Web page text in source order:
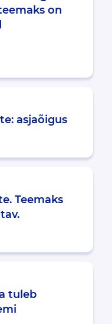
on
asjaõigus
Teemaks
tuleb